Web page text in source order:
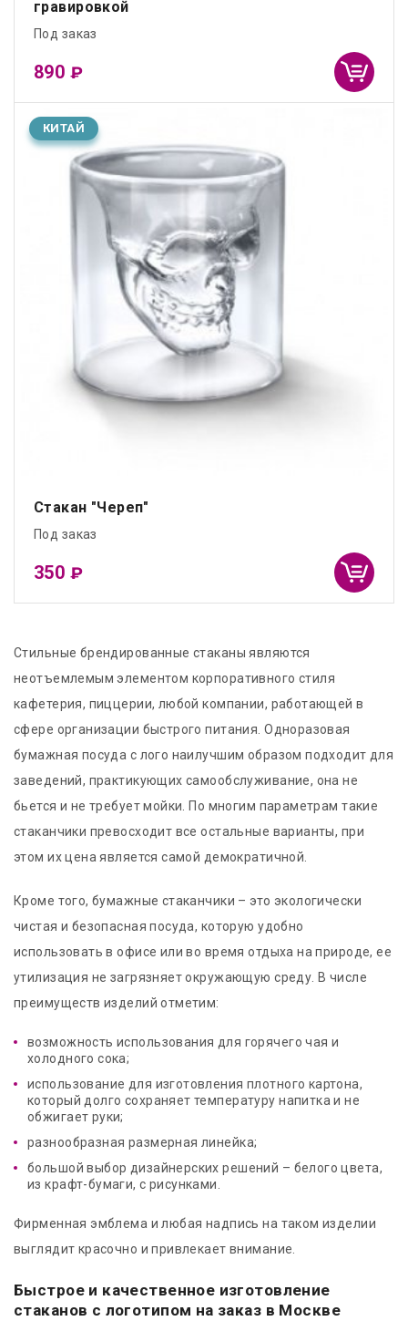
гравировкой
Под заказ
890 ₽
КИТАЙ
Стакан "Череп"
Под заказ
350 ₽
Стильные брендированные стаканы являются
неотъемлемым элементом корпоративного стиля
кафетерия, пиццерии, любой компании, работающей в
сфере организации быстрого питания. Одноразовая
бумажная посуда с лого наилучшим образом подходит для
заведений, практикующих самообслуживание, она не
бьется и не требует мойки. По многим параметрам такие
стаканчики превосходит все остальные варианты, при
этом их цена является самой демократичной.
Кроме того, бумажные стаканчики – это экологически
чистая и безопасная посуда, которую удобно
использовать в офисе или во время отдыха на природе, ее
утилизация не загрязняет окружающую среду. В числе
преимуществ изделий отметим:
возможность использования для горячего чая и
холодного сока;
использование для изготовления плотного картона,
который долго сохраняет температуру напитка и не
обжигает руки;
разнообразная размерная линейка;
большой выбор дизайнерских решений – белого цвета,
из крафт-бумаги, с рисунками.
Фирменная эмблема и любая надпись на таком изделии
выглядит красочно и привлекает внимание.
Быстрое и качественное изготовление
стаканов с логотипом на заказ в Москве